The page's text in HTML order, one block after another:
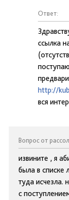
Ответ:
ссылка
http://
вся
Вопрос от
извините , я
была в списке
туда исчезла.
с